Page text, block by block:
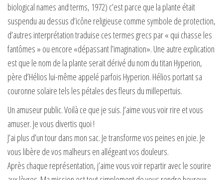
biological names and terms, 1972) c’est parce que la plante était
suspendu au dessus d’icône religieuse comme symbole de protection,
d’autres interprétation traduise ces termes grecs par « qui chasse les
fantômes » ou encore «dépassant l’imagination». Une autre explication
est que le nom de la plante serait dérivé du nom du titan Hyperion,
père d’Hélios lui-même appelé parfois Hyperion. Hélios portant sa
couronne solaire tels les pétales des fleurs du millepertuis.
Un amuseur public. Voilà ce que je suis. J’aime vous voir rire et vous
amuser. Je vous divertis quoi !
J’ai plus d’un tour dans mon sac. Je transforme vos peines en joie. Je
vous libère de vos malheurs en allégeant vos douleurs.
Après chaque représentation, j’aime vous voir repartir avec le sourire